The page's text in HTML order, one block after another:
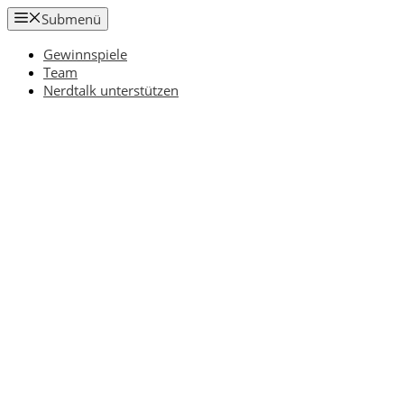
Zum
Inhalt
springen
Submenü
Gewinnspiele
Team
Nerdtalk unterstützen